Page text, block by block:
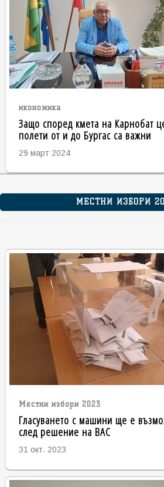
икономика
Защо според кмета на Карнобат
полети от и до Бургас са важни
29 март 2024
МЕСТНИ ИЗБОРИ
Местни избори 2023
Гласуването с машини ще е
след решение на ВАС
31 окт. 2023